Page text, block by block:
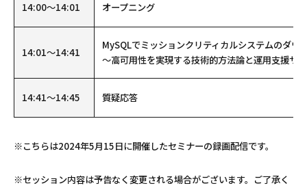
14:00～14:01 オープニング
14:01～14:41
MySQLでミッションクリティカルシステムのダウ
～高可用性を実現する技術的方法論と運用支援サ
14:41～14:45 質疑応答
※こちらは2024年5月15日に開催したセミナーの録画配信です。
※セッション内容は予告なく変更される場合がございます。ご了承く